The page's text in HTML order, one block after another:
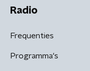
Radio
Frequenties
Programma's